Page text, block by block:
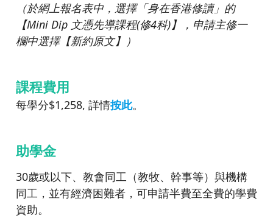
（於網上報名表中，選擇「身在香港修讀」的
【Mini Dip 文憑先導課程(修4科)】
，申請主修一
欄中選擇【新約原文】 ）
課程費用
每學分$1,258, 詳情按此。
助學金
30歲或以下、教會同工（教牧、幹事等）與機構
同工，並有經濟困難者，可申請半費至全費的學費
資助。